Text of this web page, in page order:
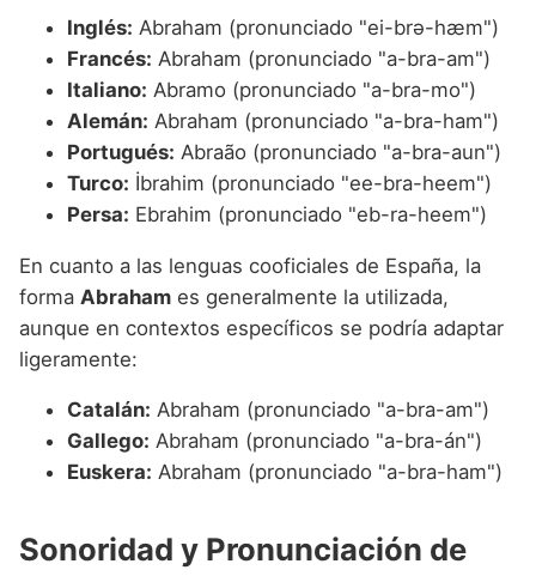
Inglés: Abraham (pronunciado "ei-brə-hæm")
Francés: Abraham (pronunciado "a-bra-am")
Italiano: Abramo (pronunciado "a-bra-mo")
Alemán: Abraham (pronunciado "a-bra-ham")
Portugués: Abraão (pronunciado "a-bra-aun")
Turco: İbrahim (pronunciado "ee-bra-heem")
Persa: Ebrahim (pronunciado "eb-ra-heem")
En cuanto a las lenguas cooficiales de España, la
forma Abraham es generalmente la utilizada,
aunque en contextos específicos se podría adaptar
ligeramente:
Catalán: Abraham (pronunciado "a-bra-am")
Gallego: Abraham (pronunciado "a-bra-án")
Euskera: Abraham (pronunciado "a-bra-ham")
Sonoridad y Pronunciación de